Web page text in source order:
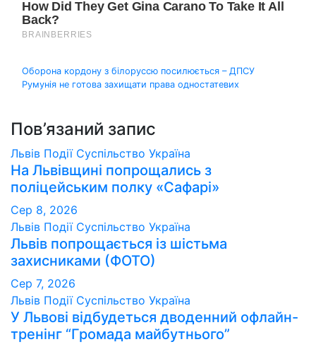
Навігація
Оборона кордону з білоруссю посилюється – ДПСУ
Румунія не готова захищати права одностатевих
Пов’язаний запис
Львів Події Суспільство Україна
На Львівщині попрощались з
поліцейським полку «Сафарі»
Сер 8, 2026
Львів Події Суспільство Україна
Львів попрощається із шістьма
захисниками (ФОТО)
Сер 7, 2026
Львів Події Суспільство Україна
У Львові відбудеться дводенний офлайн-
тренінг “Громада майбутнього”